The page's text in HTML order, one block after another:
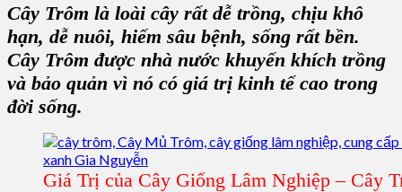
Cây Trôm là loài cây rất dễ trồng, chịu khô
hạn, dễ nuôi, hiếm sâu bệnh, sống rất bền.
Cây Trôm được nhà nước khuyến khích trồng
và bảo quản vì nó có giá trị kinh tế cao trong
đời sống.
Giá Trị của Cây Giống Lâm Nghiệp – Cây